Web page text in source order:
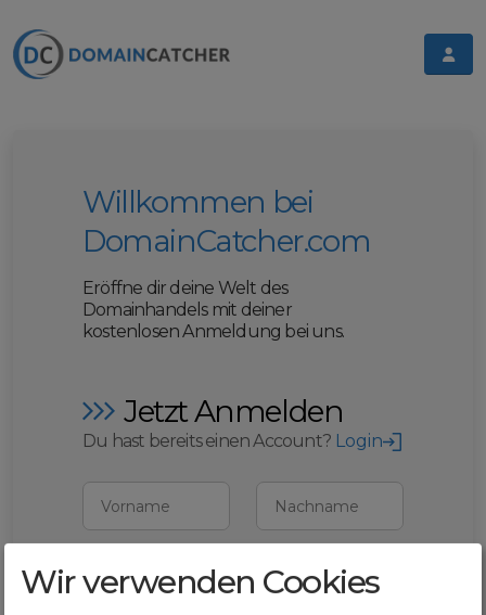
Willkommen bei
DomainCatcher.com
Eröffne dir deine Welt des
Domainhandels mit deiner
kostenlosen Anmeldung bei uns.
Jetzt Anmelden
Du hast bereits einen Account? Login
Vorname Nachname
E-Mail
Wir verwenden Cookies